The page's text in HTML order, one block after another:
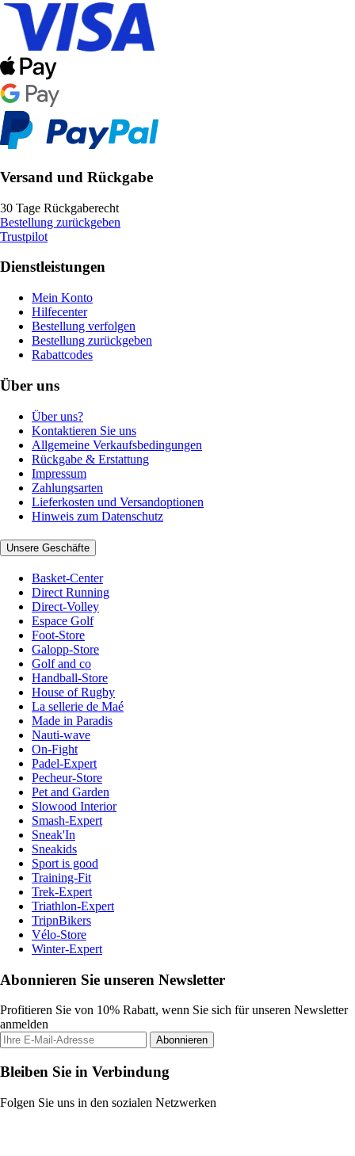
Versand und Rückgabe
30 Tage Rückgaberecht
Bestellung zurückgeben
Trustpilot
Dienstleistungen
Mein Konto
Hilfecenter
Bestellung verfolgen
Bestellung zurückgeben
Rabattcodes
Über uns
Über uns?
Kontaktieren Sie uns
Allgemeine Verkaufsbedingungen
Rückgabe & Erstattung
Impressum
Zahlungsarten
Lieferkosten und Versandoptionen
Hinweis zum Datenschutz
Unsere Geschäfte
Basket-Center
Direct Running
Direct-Volley
Espace Golf
Foot-Store
Galopp-Store
Golf and co
Handball-Store
House of Rugby
La sellerie de Maé
Made in Paradis
Nauti-wave
On-Fight
Padel-Expert
Pecheur-Store
Pet and Garden
Slowood Interior
Smash-Expert
Sneak'In
Sneakids
Sport is good
Training-Fit
Trek-Expert
Triathlon-Expert
TripnBikers
Vélo-Store
Winter-Expert
Abonnieren Sie unseren Newsletter
Profitieren Sie von 10% Rabatt, wenn Sie sich für unseren Newsletter
anmelden
Abonnieren
Bleiben Sie in Verbindung
Folgen Sie uns in den sozialen Netzwerken